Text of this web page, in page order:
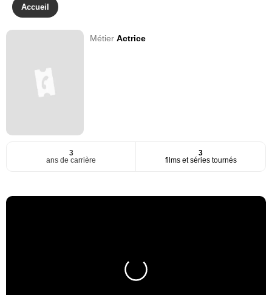
Accueil
MétierActrice
3
ans de carrière
3
films et séries tournés